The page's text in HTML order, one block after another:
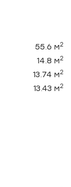
55.6 м2
14.8 м2
13.74 м2
13.43 м2